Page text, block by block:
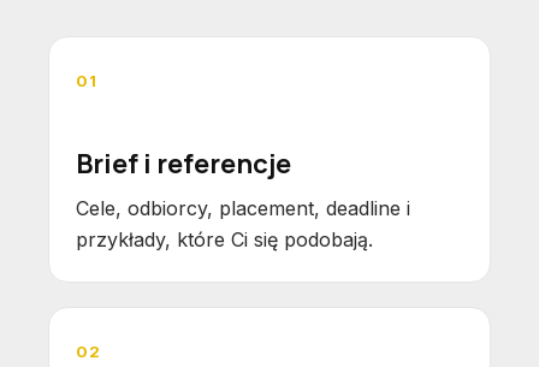
01
Brief i referencje
Cele, odbiorcy, placement, deadline i
przykłady, które Ci się podobają.
02